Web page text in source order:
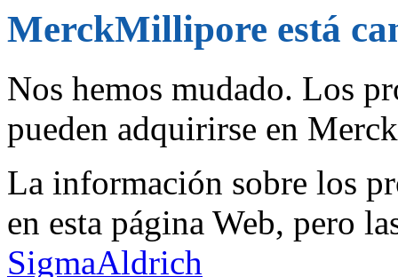
MerckMillipore está
Nos hemos mudado. Los
pueden adquirirse en
La información sobre los
en esta página Web, pero
SigmaAldrich